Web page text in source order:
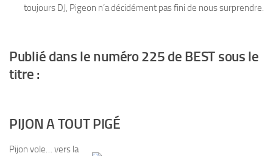
toujours DJ, Pigeon n’a décidément pas fini de nous surprendre.
Publié dans le numéro 225 de BEST sous le
titre :
PIJON A TOUT PIGÉ
Pijon vole… vers la